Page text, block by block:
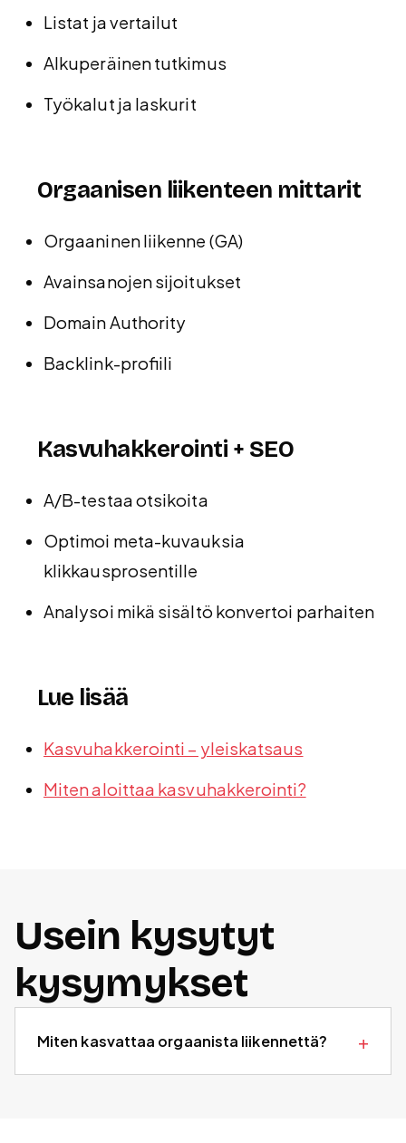
Listat ja vertailut
Alkuperäinen tutkimus
Työkalut ja laskurit
Orgaanisen liikenteen mittarit
Orgaaninen liikenne (GA)
Avainsanojen sijoitukset
Domain Authority
Backlink-profiili
Kasvuhakkerointi + SEO
A/B-testaa otsikoita
Optimoi meta-kuvauksia
klikkausprosentille
Analysoi mikä sisältö konvertoi parhaiten
Lue lisää
Kasvuhakkerointi – yleiskatsaus
Miten aloittaa kasvuhakkerointi?
Usein kysytyt
kysymykset
Miten kasvattaa orgaanista liikennettä?